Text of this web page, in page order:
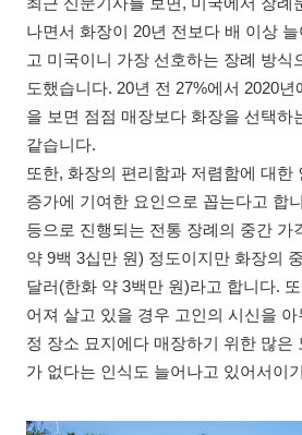
나면서 화장이 20년 전보다 배 이상
고 미국이니 가장 선호하는 장례 방식
도했습니다. 20년 전 27%에서 2020년
을 보면 점점 매장보다 화장을 선택하
같습니다.
또한, 화장의 편리함과 저렴함에 대한
증가에 기여한 요인으로 꼽는다고 합
등으로 진행되는 전통 장례의 중간 가
약 9백 3십만 원) 정도이지만 화장의
달러(한화 약 3백만 원)라고 합니다.
어져 살고 있을 경우 고인의 시신을
정 장소 묘지에다 매장하기 위한 많은
가 없다는 인식도 늘어나고 있어서이